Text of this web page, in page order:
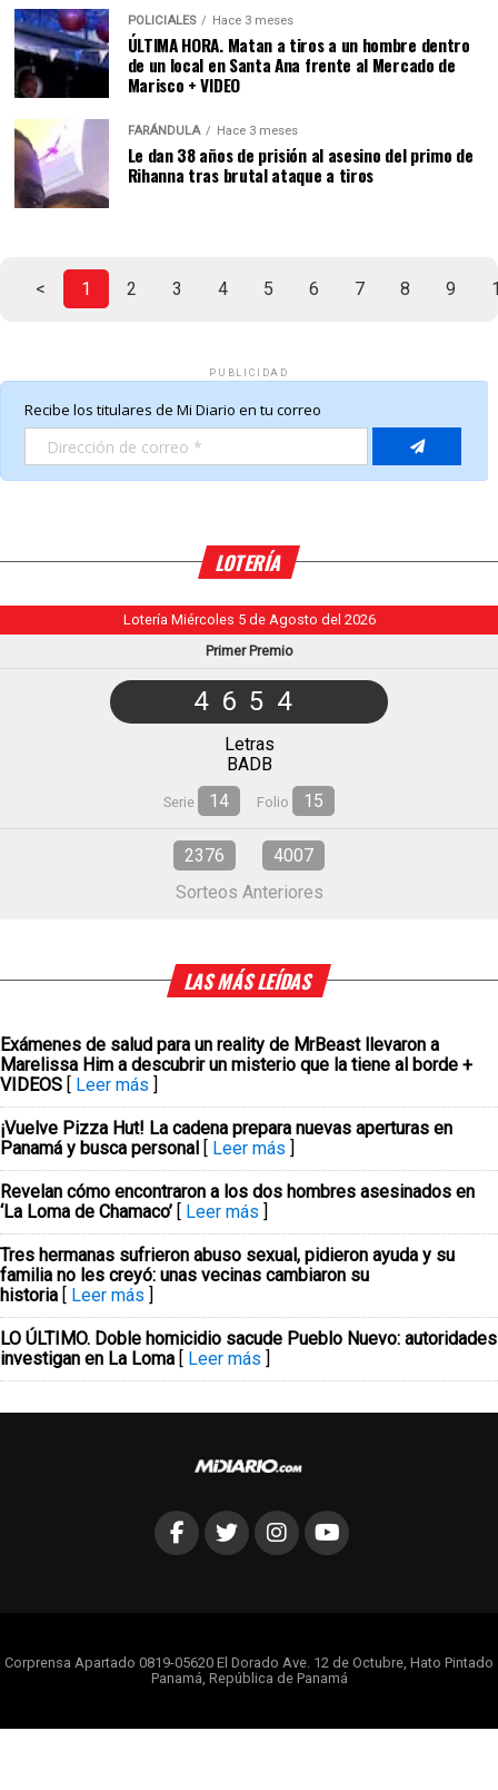
POLICIALES Hace 3 meses
ÚLTIMA HORA. Matan a tiros a un hombre dentro
de un local en Santa Ana frente al Mercado de
Marisco + VIDEO
FARÁNDULA Hace 3 meses
Le dan 38 años de prisión al asesino del primo de
Rihanna tras brutal ataque a tiros
< 1 2 3 4 5 6 7 8 9
PUBLICIDAD
LOTERÍA
Lotería Miércoles 5 de Agosto del 2026
Primer Premio
4654
Letras
BADB
Serie 14 Folio 15
2376
4007
Sorteos Anteriores
LAS MÁS LEÍDAS
Exámenes de salud para un reality de MrBeast llevaron a
Marelissa Him a descubrir un misterio que la tiene al borde +
VIDEOS [ Leer más ]
¡Vuelve Pizza Hut! La cadena prepara nuevas aperturas en
Panamá y busca personal [ Leer más ]
Revelan cómo encontraron a los dos hombres asesinados en
‘La Loma de Chamaco’ [ Leer más ]
Tres hermanas sufrieron abuso sexual, pidieron ayuda y su
familia no les creyó: unas vecinas cambiaron su
historia [ Leer más ]
LO ÚLTIMO. Doble homicidio sacude Pueblo Nuevo: autoridades
investigan en La Loma [ Leer más ]
Corprensa Apartado 0819-05620 El Dorado Ave. 12 de Octubre, Hato Pintado
Panamá, República de Panamá